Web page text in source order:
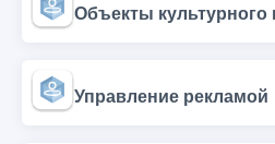
Объекты культурного
Управление рекламой